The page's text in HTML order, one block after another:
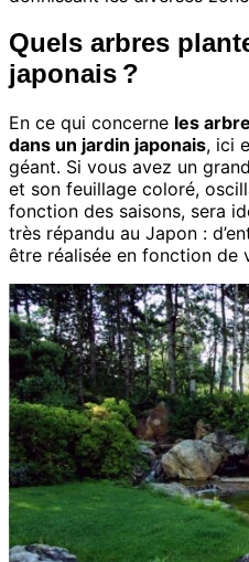
Quels arbres
japonais ?
En ce qui concerne les
dans un jardin japonais, ici
géant. Si vous avez un
et son feuillage coloré,
fonction des saisons, sera
très répandu au Japon :
être réalisée en fonction de